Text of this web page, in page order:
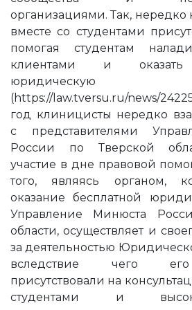
организациями. Так, нередко
вместе со студентами
помогая студентам
клиентами и оказать
(https://law.tversu.ru/news/
год клиницисты нередко
с представителями
России по Тверской
участие в дне правовой
того, являясь органом,
оказание бесплатной
Управление Минюста
области, осуществляет и
за деятельностью
вследствие чего
присутствовали на
студентами и